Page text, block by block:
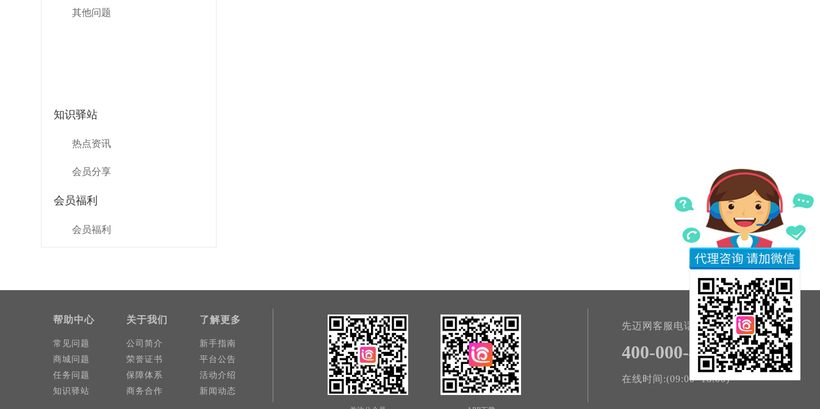
其他问题
知识驿站
热点资讯
会员分享
会员福利
会员福利
帮助中心
常见问题
商城问题
任务问题
知识驿站
关于我们
公司简介
荣誉证书
保障体系
商务合作
了解更多
新手指南
平台公告
活动介绍
新闻动态
先迈网客服电话
400-000-4801
在线时间:(09:00~18:00)